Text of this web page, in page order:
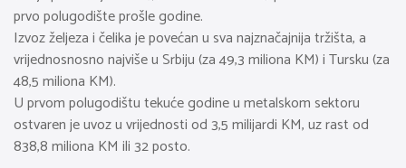
prvo polugodište prošle godine.
Izvoz željeza i čelika je povećan u sva najznačajnija tržišta, a
vrijednosnosno najviše u Srbiju (za 49,3 miliona KM) i Tursku (za
48,5 miliona KM).
U prvom polugodištu tekuće godine u metalskom sektoru
ostvaren je uvoz u vrijednosti od 3,5 milijardi KM, uz rast od
838,8 miliona KM ili 32 posto.